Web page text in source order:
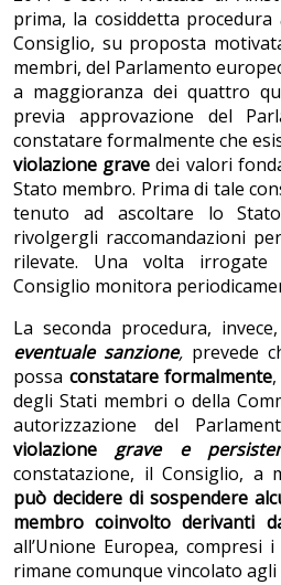
prima, la cosiddetta procedura
Consiglio, su proposta
membri, del Parlamento
a maggioranza dei quattro
previa approvazione del
constatare formalmente che
violazione grave dei valori
Stato membro. Prima di tale
tenuto ad ascoltare lo
rivolgergli raccomandazioni
rilevate. Una volta irrogate
Consiglio monitora
La seconda procedura,
eventuale sanzione, prevede
possa constatare formalmente
degli Stati membri o della
autorizzazione del
violazionegrave e
constatazione, il Consiglio, a
può decidere di sospendere
membro coinvolto derivanti
all’Unione Europea,
rimane comunque vincolato